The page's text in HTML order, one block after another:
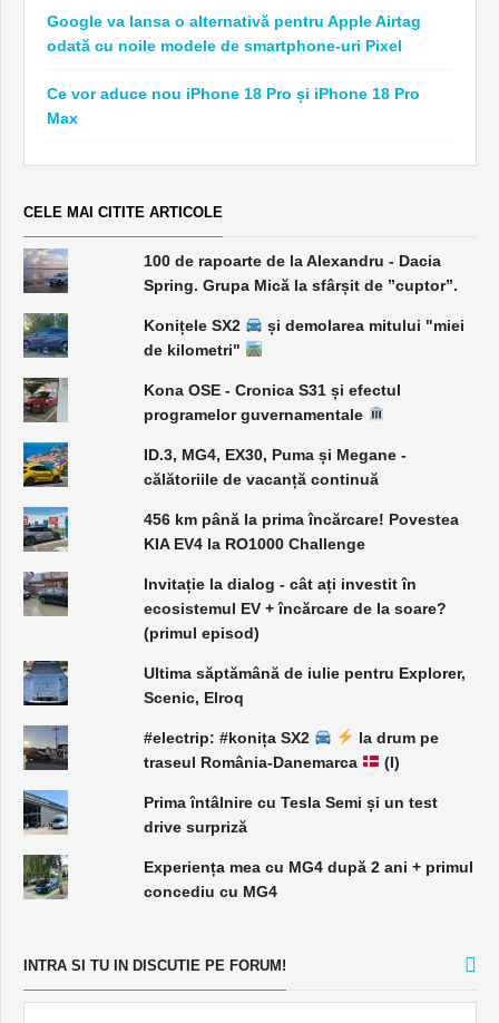
Google va lansa o alternativă pentru Apple Airtag
odată cu noile modele de smartphone-uri Pixel
Ce vor aduce nou iPhone 18 Pro și iPhone 18 Pro
Max
CELE MAI CITITE ARTICOLE
100 de rapoarte de la Alexandru - Dacia
Spring. Grupa Mică la sfârșit de ”cuptor”.
Konițele SX2
și demolarea mitului "miei
de kilometri"
Kona OSE - Cronica S31 și efectul
programelor guvernamentale
ID.3, MG4, EX30, Puma și Megane -
călătoriile de vacanță continuă
456 km până la prima încărcare! Povestea
KIA EV4 la RO1000 Challenge
Invitație la dialog - cât ați investit în
ecosistemul EV + încărcare de la soare?
(primul episod)
Ultima săptămână de iulie pentru Explorer,
Scenic, Elroq
#electrip: #konița SX2
la drum pe
traseul România-Danemarca
(I)
Prima întâlnire cu Tesla Semi și un test
drive surpriză
Experiența mea cu MG4 după 2 ani + primul
concediu cu MG4
INTRA SI TU IN DISCUTIE PE FORUM!